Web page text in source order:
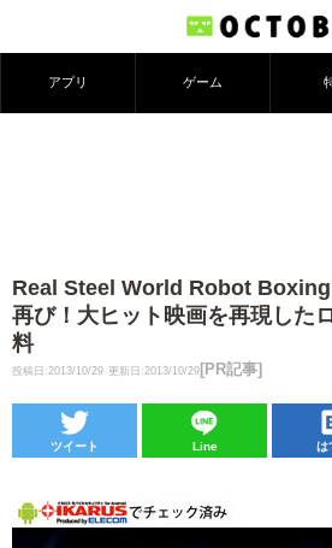
アプリ ゲーム
Real Steel World Robot
再び！大ヒット映画を再現した
料
投稿日:2013/10/29 更新日:2013/10/29 [PR記事]
ツイート Line は